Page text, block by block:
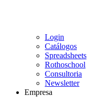
Login
Catálogos
Spreadsheets
Rothoschool
Consultoria
Newsletter
Empresa